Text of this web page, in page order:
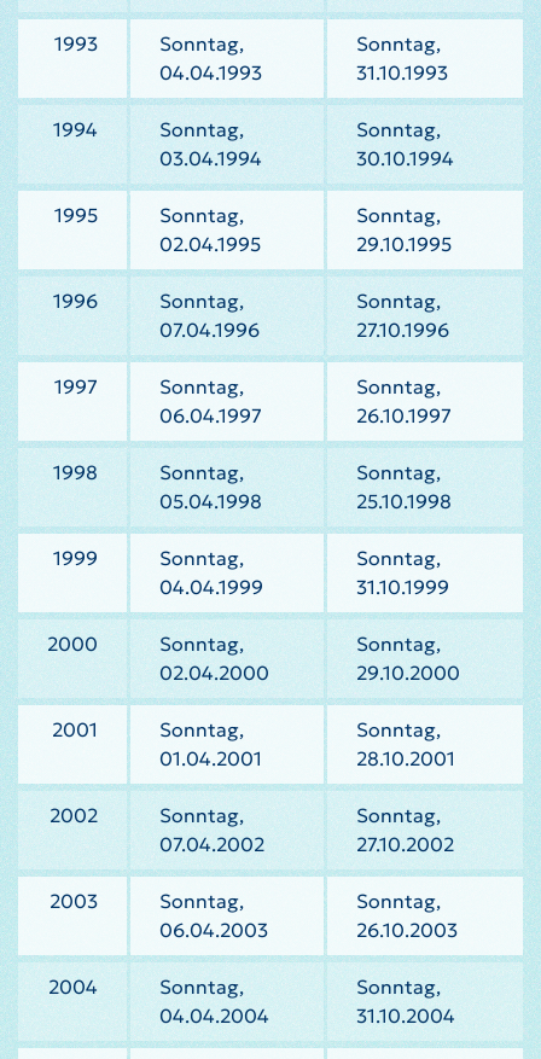
1993
Sonntag,
04.04.1993
Sonntag,
31.10.1993
1994
Sonntag,
03.04.1994
Sonntag,
30.10.1994
1995
Sonntag,
02.04.1995
Sonntag,
29.10.1995
1996
Sonntag,
07.04.1996
Sonntag,
27.10.1996
1997
Sonntag,
06.04.1997
Sonntag,
26.10.1997
1998
Sonntag,
05.04.1998
Sonntag,
25.10.1998
1999
Sonntag,
04.04.1999
Sonntag,
31.10.1999
2000
Sonntag,
02.04.2000
Sonntag,
29.10.2000
2001
Sonntag,
01.04.2001
Sonntag,
28.10.2001
2002
Sonntag,
07.04.2002
Sonntag,
27.10.2002
2003
Sonntag,
06.04.2003
Sonntag,
26.10.2003
2004
Sonntag,
04.04.2004
Sonntag,
31.10.2004